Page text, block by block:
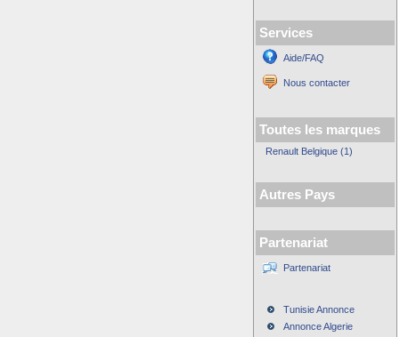
Services
Aide/FAQ
Nous contacter
Toutes les marques
Renault Belgique (1)
Autres Pays
Partenariat
Partenariat
Tunisie Annonce
Annonce Algerie